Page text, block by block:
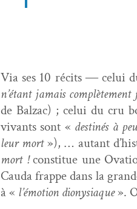
Via ses 10 réc­its ― celui
n’étant jamais
de Balzac) ; celui du cru
vivants sont « des­tinés à
leur mort»), … autant
mort !con­stitue une
Cau­da frappe dans la
à « l’émotion dionysi­aque».